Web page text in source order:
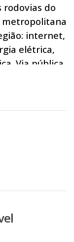
rodovias do
metropolitana
internet,
elétrica,
Via pública
uma visita